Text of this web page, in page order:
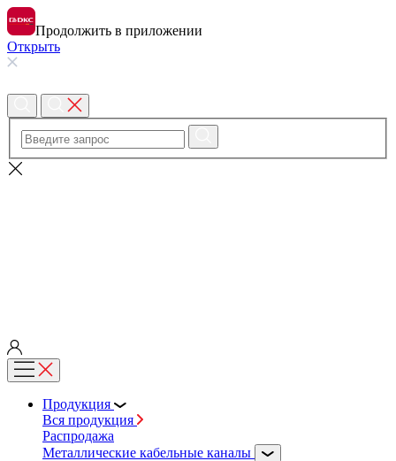
Продолжить в приложении
Открыть
Продукция
Вся продукция
Распродажа
Металлические кабельные каналы